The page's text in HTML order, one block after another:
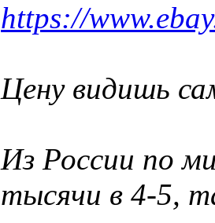
https://
Цену видишь
Из России по
тысячи в 4-5,